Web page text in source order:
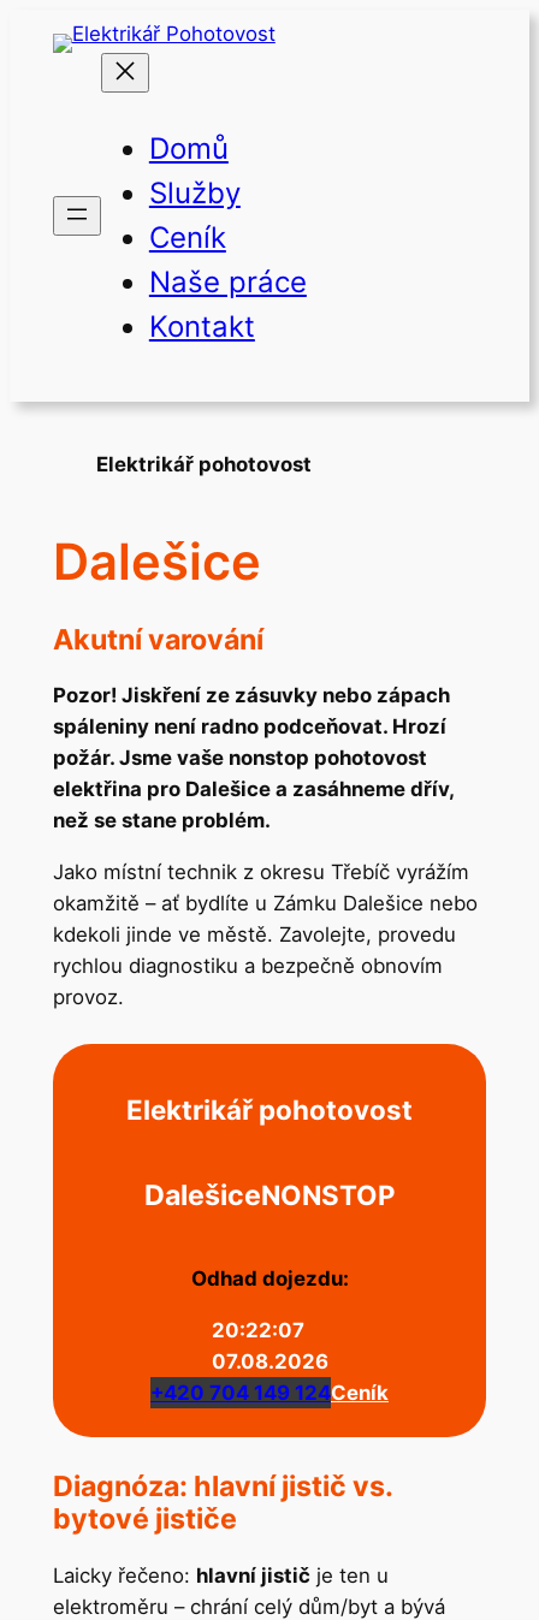
Přeskočit
Domů
Služby
Ceník
Naše práce
Kontakt
Elektrikář pohotovost
Dalešice
Akutní varování
Pozor! Jiskření ze zásuvky nebo zápach
spáleniny není radno podceňovat. Hrozí
požár. Jsme vaše nonstop pohotovost
elektřina pro Dalešice a zasáhneme dřív,
než se stane problém.
Jako místní technik z okresu Třebíč vyrážím
okamžitě – ať bydlíte u Zámku Dalešice nebo
kdekoli jinde ve městě. Zavolejte, provedu
rychlou diagnostiku a bezpečně obnovím
provoz.
Elektrikář pohotovost
DalešiceNONSTOP
Odhad dojezdu:
20:22:07
07.08.2026
+420 704 149 124Ceník
Diagnóza: hlavní jistič vs.
bytové jističe
Laicky řečeno: hlavní jistič je ten u
elektroměru – chrání celý dům/byt a bývá